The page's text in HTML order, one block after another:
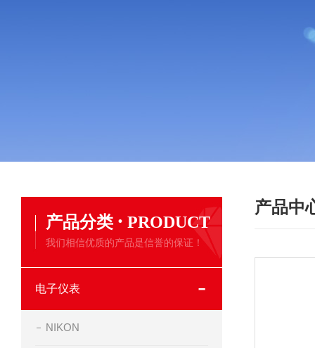
产品分类 · PRODUCT
我们相信优质的产品是信誉的保证！
电子仪表
NIKON
产品中